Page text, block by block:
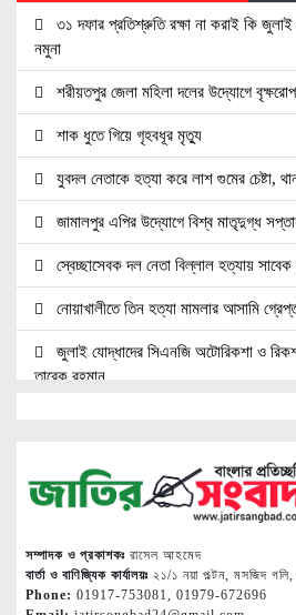
৩১ দফার প্রতিশ্রুতি রক্ষা না করাই কি
নমুনা
শরীয়তপুর জেলা মহিলা দলের উদ্যোগে
শাক ধুতে গিয়ে গৃহবধূর মৃত্যু
যুবদল নেতাকে হত্যা করে লাশ গুমের চেষ্টা,
জামালপুর এপির উদ্যোগে বিশ্ব মাতৃদুগ্ধ
স্বেচ্ছাসেবক দল নেতা বিল্লাল হত্যায় সাবেক
নোয়াখালীতে তিন হত্যা মামলার আসামি
জুলাই যোদ্ধাদের সিএনজি অটোরিকশা ও
তারেক রহমান
নোয়াখালীতে ৯৭৯০ ইয়াবাসহ দুই পাচারকারী
নোয়াখালীতে সিএনজিতে ১১ কেজি গাঁজা,
নোয়াখালীতে বিএনপি নেতাকে গুলি, লাগল
দলকে সুসংগঠিত ও জনমুখী করতে
সম্পাদক ও প্রকাশকঃ রাসেল আহমেদ
বার্তা ও বাণিজ্যিক কার্যালয়ঃ ২১/১ নয়া পল্টন, মসজিদ গলি,
Phone: 01917-753081, 01979-672696